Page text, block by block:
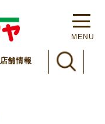
MENU
店舗情報